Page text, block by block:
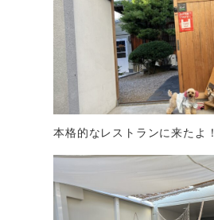
本格的なレストランに来たよ！